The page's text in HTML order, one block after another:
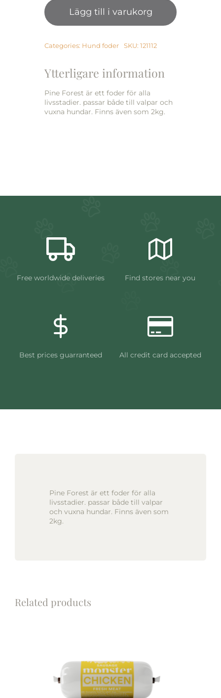
Canine
mängd
Lägg till i varukorg
Categories: Hund foder SKU: 121112
Ytterligare information
Pine Forest är ett foder för alla
livsstadier. passar både till valpar och
vuxna hundar. Finns även som 2kg.
Free worldwide deliveries Find stores near you
Best prices guarranteed All credit card accepted
Pine Forest är ett foder för alla
livsstadier. passar både till valpar
och vuxna hundar. Finns även som
2kg.
Related products